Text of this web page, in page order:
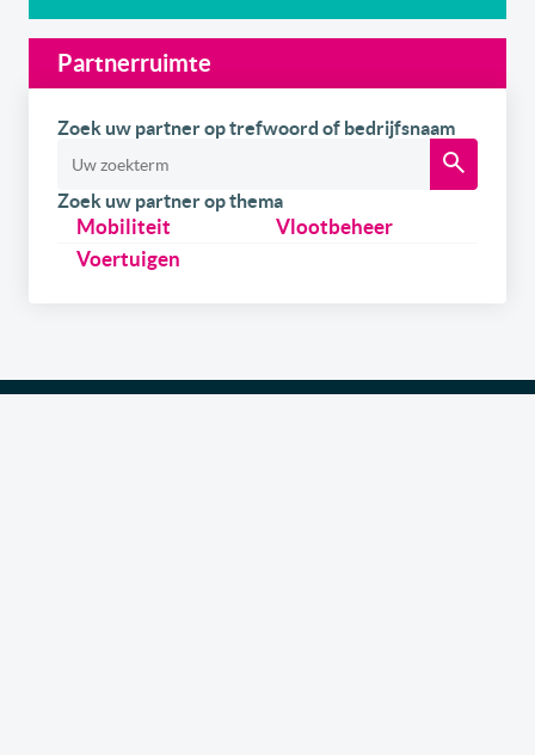
Partnerruimte
Zoek uw partner op trefwoord of bedrijfsnaam
Zoek uw partner op thema
Mobiliteit
Vlootbeheer
Voertuigen